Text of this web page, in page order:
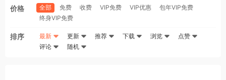
价格 全部 免费 收费 VIP免费 VIP优惠
包年VIP免费
终身VIP免费
排序 最新 更新 推荐 下载 浏览
点赞
评论
随机